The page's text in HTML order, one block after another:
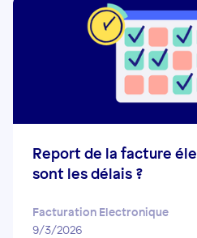
Report de la facture
sont les délais ?
Facturation Electronique
9/3/2026